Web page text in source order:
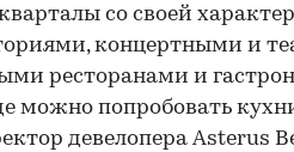
со своей
концертными и
ресторанами и
можно попробовать
девелопера Asterus